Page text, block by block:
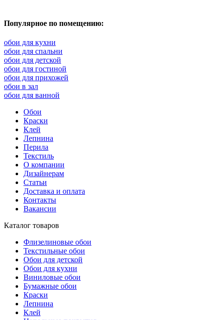
Популярное по помещению:
обои для кухни
обои для спальни
обои для детской
обои для гостиной
обои для прихожей
обои в зал
обои для ванной
Обои
Краски
Клей
Лепнина
Перила
Текстиль
О компании
Дизайнерам
Статьи
Доставка и оплата
Контакты
Вакансии
Каталог товаров
Флизелиновые обои
Текстильные обои
Обои для детской
Обои для кухни
Виниловые обои
Бумажные обои
Краски
Лепнина
Клей